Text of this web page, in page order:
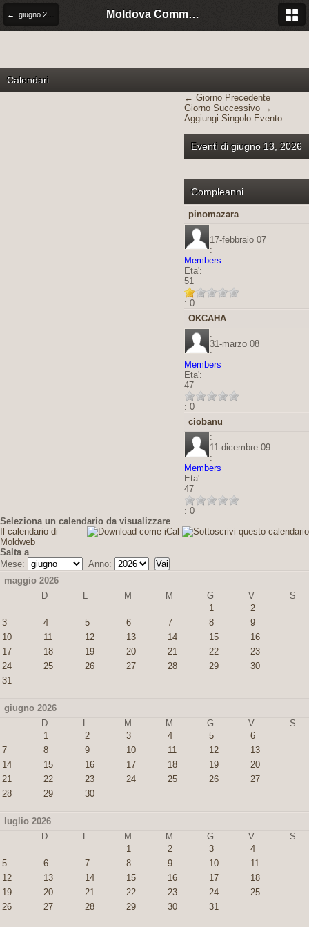
Moldova Community Italia
Calendari
← Giorno Precedente
Giorno Successivo →
Aggiungi Singolo Evento
Eventi di giugno 13, 2026
Compleanni
pinomazara
:
17-febbraio 07
:
Members
Eta':
51
: 0
OKCAHA
:
31-marzo 08
:
Members
Eta':
47
: 0
ciobanu
:
11-dicembre 09
:
Members
Eta':
47
: 0
Seleziona un calendario da visualizzare
Il calendario di
Moldweb
Salta a
Mese:
Anno:
maggio 2026
D
L M M G V
S
1
2
3
4 5 6 7 8
9
10
11 12 13 14 15
16
17
18 19 20 21 22
23
24
25 26 27 28 29
30
31
giugno 2026
D
L M M G V
S
1
2 3 4 5
6
7
8 9 10 11 12
13
14
15 16 17 18 19
20
21
22 23 24 25 26
27
28
29 30
luglio 2026
D
L M M G V
S
1
2 3
4
5
6 7 8 9 10
11
12
13 14 15 16 17
18
19
20 21 22 23 24
25
26
27 28 29 30 31